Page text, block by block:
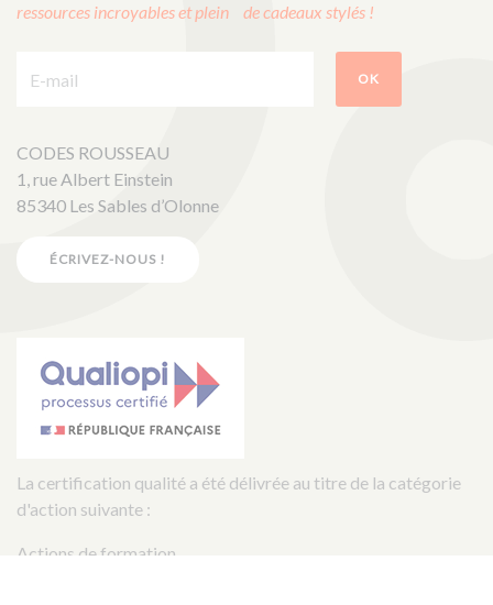
ressources incroyables et plein de cadeaux stylés !
OK
CODES ROUSSEAU
1, rue Albert Einstein
85340 Les Sables d’Olonne
ÉCRIVEZ-NOUS !
La certification qualité a été délivrée au titre de la catégorie
d'action suivante :
Actions de formation